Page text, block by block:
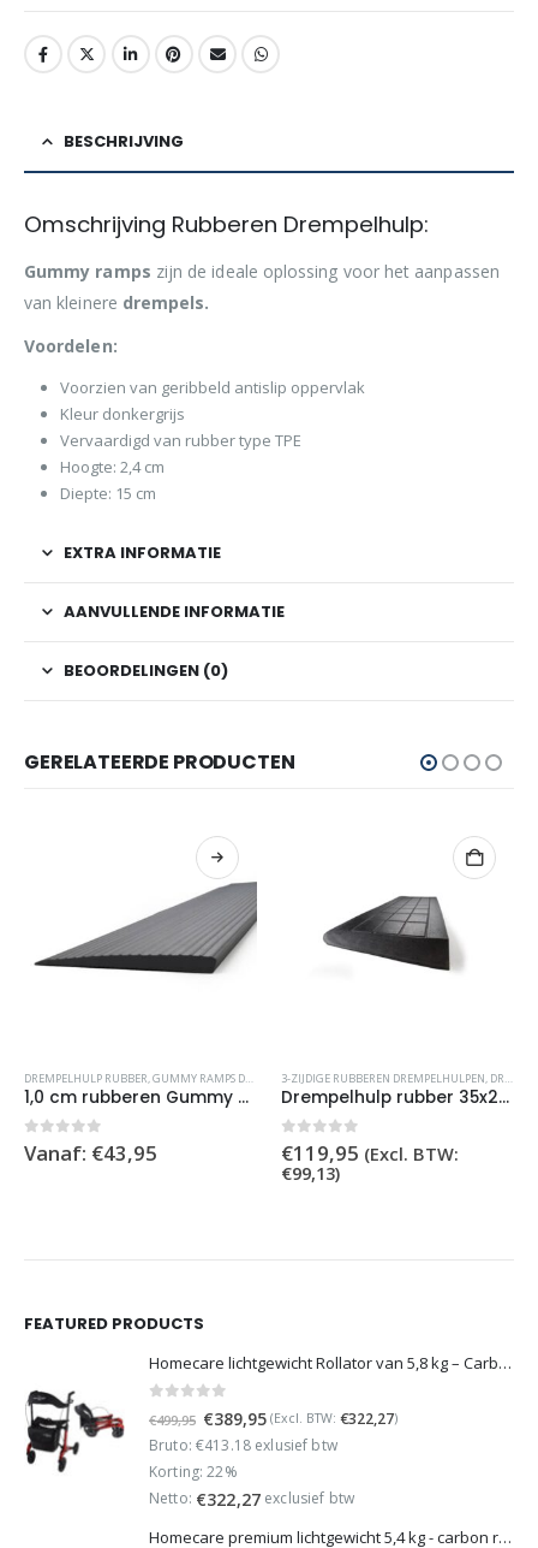
BESCHRIJVING
Omschrijving Rubberen Drempelhulp:
Gummy ramps zijn de ideale oplossing voor het aanpassen
van kleinere drempels.
Voordelen:
Voorzien van geribbeld antislip oppervlak
Kleur donkergrijs
Vervaardigd van rubber type TPE
Hoogte: 2,4 cm
Diepte: 15 cm
EXTRA INFORMATIE
AANVULLENDE INFORMATIE
BEOORDELINGEN (0)
GERELATEERDE PRODUCTEN
DREMPELHULP RUBBER,GUMMY RAMPS DREMPELSYSTEEM
1,0 cm rubberen Gummy Ramp
0out of 5
Vanaf: €43,95
3-ZIJDIGE RUBBEREN DREMPELHULPEN, DREMPELHULP RUBBER
Drempelhulp rubber 35x280x900 mm, 3 zijdig oprijdbaar
0out of 5
€119,95 (Excl. BTW:
€99,13)
FEATURED PRODUCTS
Homecare lichtgewicht Rollator van 5,8 kg – Carbon rollator tot 150 kg draaggewicht – Dubbel opvouwbaar en inclusief reistas - Rood
€499,95 Oorspronkelijke
prijs
was:
€499,95.
€389,95Huidige
prijs
€389,95.
(Excl. BTW: €322,27)
Bruto: €413.18 exlusief btw
Korting: 22%
Netto: €322,27exclusief btw
Homecare premium lichtgewicht 5,4 kg - carbon rollator - 150 kg draaggewicht - Opvouwbaar - Groen - incl stokhouder